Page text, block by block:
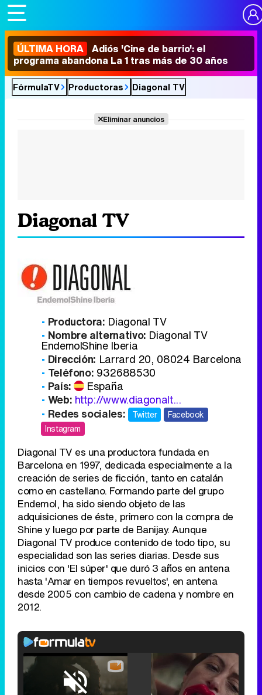
ÚLTIMA HORA Adiós 'Cine de barrio': el
programa abandona La 1 tras más de 30 años
FórmulaTV Productoras Diagonal TV
Eliminar anuncios
Diagonal TV
Productora: Diagonal TV
Nombre alternativo: Diagonal TV
EndemolShine Iberia
Dirección: Larrard 20, 08024 Barcelona
Teléfono: 932688530
País:
España
Web: http://www.diagonalt...
Redes sociales:
Twitter
Facebook
Instagram
Diagonal TV es una productora fundada en
Barcelona en 1997, dedicada especialmente a la
creación de series de ficción, tanto en catalán
como en castellano. Formando parte del grupo
Endemol, ha sido siendo objeto de las
adquisiciones de éste, primero con la compra de
Shine y luego por parte de Banijay. Aunque
Diagonal TV produce contenido de todo tipo, su
especialidad son las series diarias. Desde sus
inicios con 'El súper' que duró 3 años en antena
hasta 'Amar en tiempos revueltos', en antena
desde 2005 con cambio de cadena y nombre en
2012.